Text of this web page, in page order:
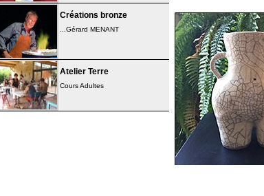
Créations bronze
...Gérard MENANT
Atelier Terre
Cours Adultes